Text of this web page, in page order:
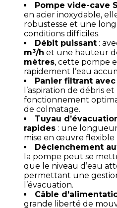
Pompe vide-cave
en acier inoxydable,
robustesse et une
conditions difficiles.
Débit puissant :
m³/h et une hauteur
mètres, cette pompe
rapidement l’eau
Panier filtrant
l’aspiration de débris
fonctionnement
de colmatage.
Tuyau
rapides : une
mise en œuvre flexible
Déclenchement
la pompe peut se
que le niveau d’eau
permettant une
l’évacuation.
Câble
grande liberté de